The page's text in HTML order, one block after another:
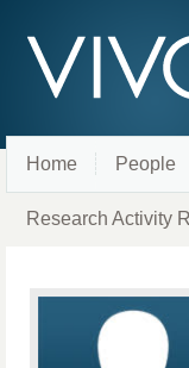
Home People
Research Activity